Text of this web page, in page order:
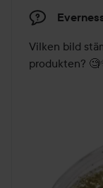
Vilken bild
produkten?